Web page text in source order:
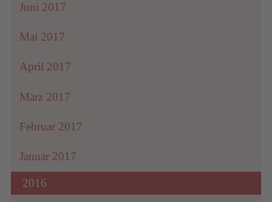
Juni 2017
Mai 2017
April 2017
März 2017
Februar 2017
Januar 2017
2016